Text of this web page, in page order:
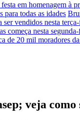
em homenagem à
para todas as idades
ser vendidos nesta
começa nesta
de 20 mil moradores
veja como